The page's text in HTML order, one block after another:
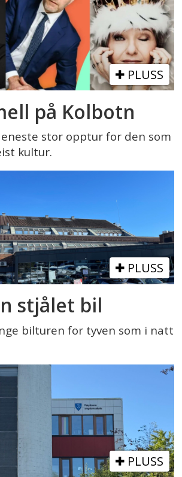
PLUSS
på Kolbotn
stor opptur for den som
kultur.
PLUSS
stjålet bil
bilturen for tyven som i natt
PLUSS